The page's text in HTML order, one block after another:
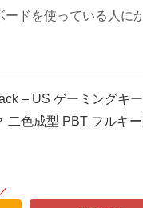
ドを使っている人に
– US ゲーミングキ
二色成型 PBT フルキ